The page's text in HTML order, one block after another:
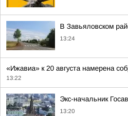
В Завьяловском
13:24
«Ижавиа» к 20 августа намерена
13:22
Экс-начальник
13:20